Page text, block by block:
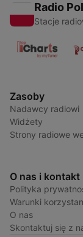
Radio
Stacje
Zasoby
Nadawcy radiowi
Widżety
Strony radiowe
O nas i kontakt
Polityka
Warunki
O nas
Skontaktuj się z